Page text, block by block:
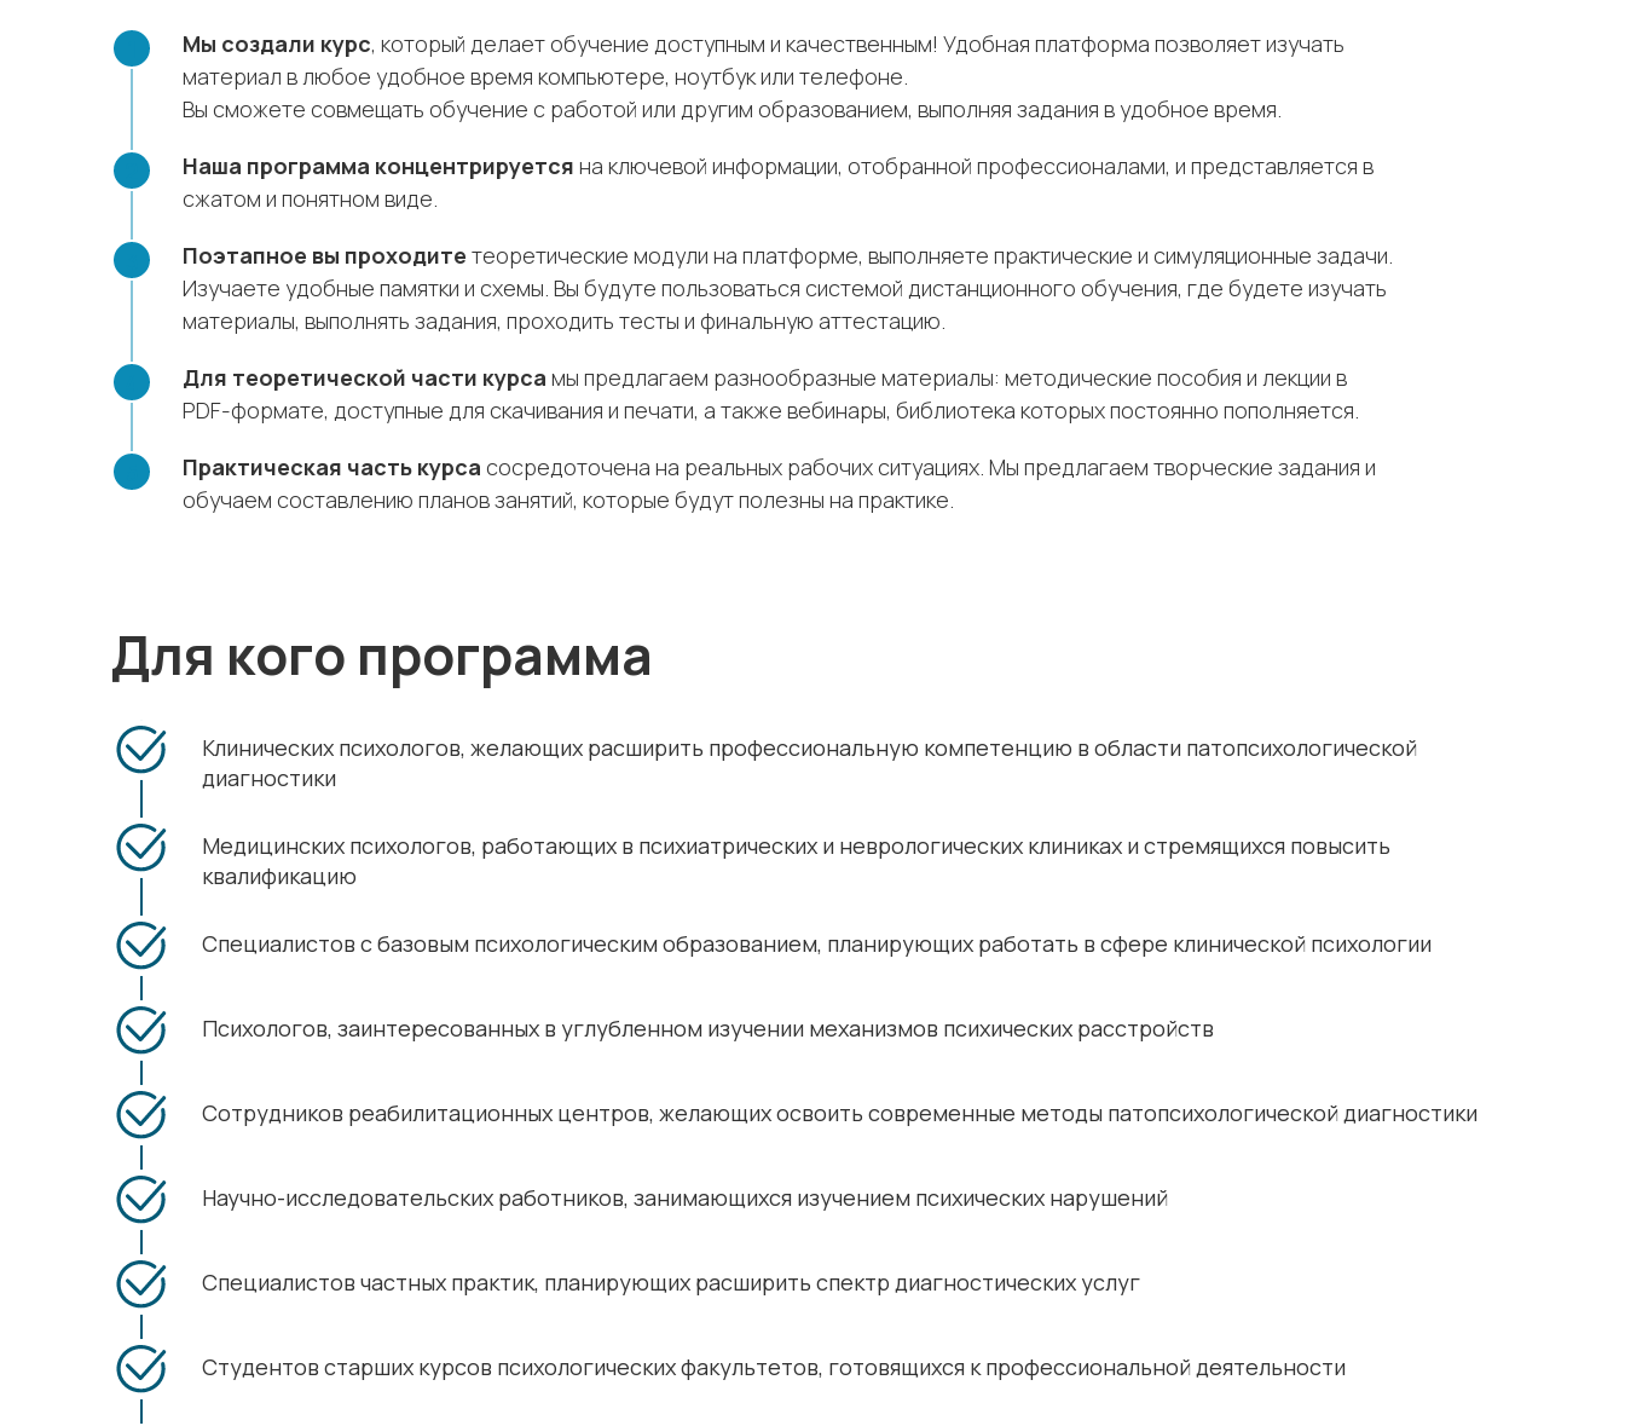
Мы создали курс, который делает обучение доступным и качественным! Удобная платформа позволяет изучать
материал в любое удобное время компьютере, ноутбук или телефоне.
Вы сможете совмещать обучение с работой или другим образованием, выполняя задания в удобное время.
Наша программа концентрируется на ключевой информации, отобранной профессионалами, и представляется в
сжатом и понятном виде.
Поэтапное вы проходите теоретические модули на платформе, выполняете практические и симуляционные задачи.
Изучаете удобные памятки и схемы. Вы будуте пользоваться системой дистанционного обучения, где будете изучать
материалы, выполнять задания, проходить тесты и финальную аттестацию.
Для теоретической части курса мы предлагаем разнообразные материалы: методические пособия и лекции в
PDF-формате, доступные для скачивания и печати, а также вебинары, библиотека которых постоянно пополняется.
Практическая часть курса сосредоточена на реальных рабочих ситуациях. Мы предлагаем творческие задания и
обучаем составлению планов занятий, которые будут полезны на практике.
Для кого программа
Клинических психологов, желающих расширить профессиональную компетенцию в области патопсихологической
диагностики
Медицинских психологов, работающих в психиатрических и неврологических клиниках и стремящихся повысить
квалификацию
Специалистов с базовым психологическим образованием, планирующих работать в сфере клинической психологии
Психологов, заинтересованных в углубленном изучении механизмов психических расстройств
Сотрудников реабилитационных центров, желающих освоить современные методы патопсихологической диагностики
Научно-исследовательских работников, занимающихся изучением психических нарушений
Специалистов частных практик, планирующих расширить спектр диагностических услуг
Студентов старших курсов психологических факультетов, готовящихся к профессиональной деятельности